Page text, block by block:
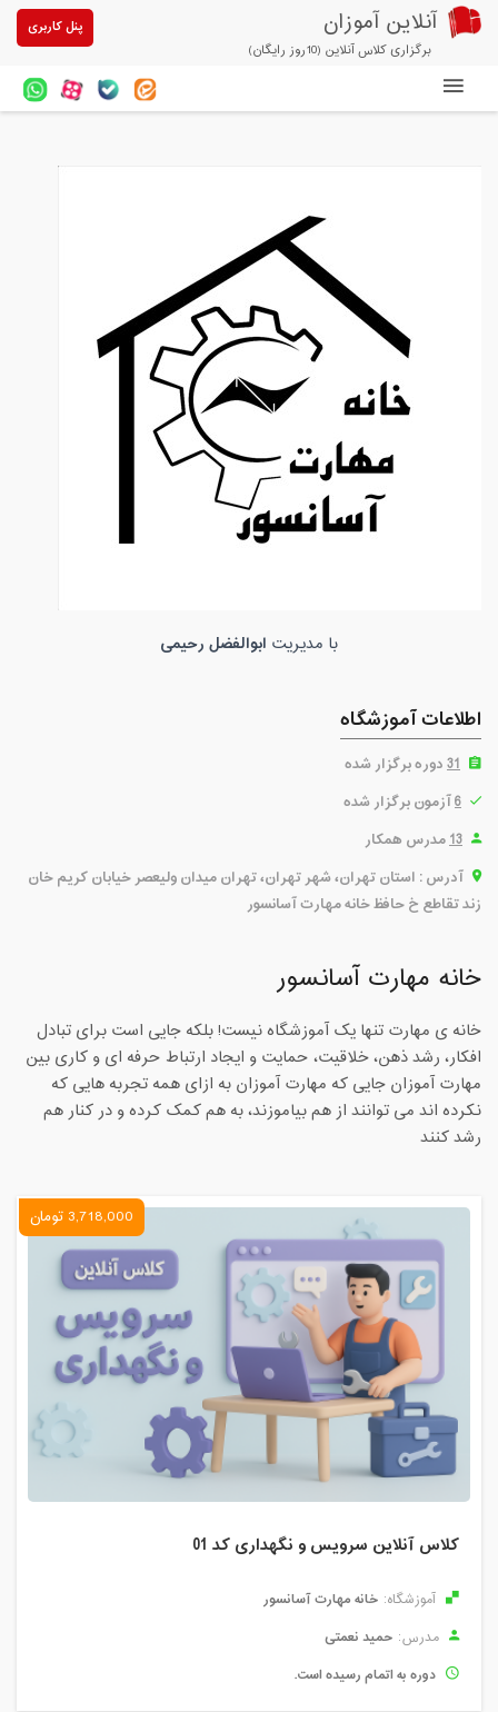
آنلاین آموزان
برگزاری کلاس آنلاین (10روز رایگان)
پنل کاربری
مقالات آنلاین آموزان
خرید سرویس کلاس آنلاین
پیشنهادهای ویژه
تخفیفهای مشارکتی
درباره ما
با مدیریت ابوالفضل رحیمی
اطلاعات آموزشگاه
31دوره برگزار شده
6آزمون برگزار شده
13مدرس همکار
آدرس : استان تهران، شهر تهران، تهران میدان ولیعصر خیابان کریم خان
زند تقاطع خ حافظ خانه مهارت آسانسور
خانه مهارت آسانسور
خانه ی مهارت تنها یک آموزشگاه نیست! بلکه جایی است برای تبادل
افکار، رشد ذهن، خلاقیت، حمایت و ایجاد ارتباط حرفه ای و کاری بین
مهارت آموزان جایی که مهارت آموزان به ازای همه تجربه هایی که
نکرده اند می توانند از هم بیاموزند، به هم کمک کرده و در کنار هم
رشد کنند
3,718,000 تومان
کلاس آنلاین سرویس و نگهداری کد 01
آموزشگاه: خانه مهارت آسانسور
مدرس: حمید نعمتی
دوره به اتمام رسیده است.